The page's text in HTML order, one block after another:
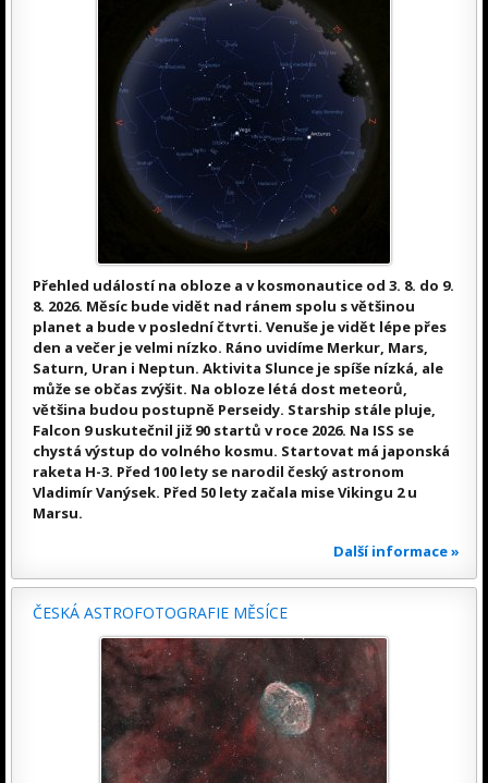
Přehled událostí na obloze a v kosmonautice od 3. 8. do 9.
8. 2026. Měsíc bude vidět nad ránem spolu s většinou
planet a bude v poslední čtvrti. Venuše je vidět lépe přes
den a večer je velmi nízko. Ráno uvidíme Merkur, Mars,
Saturn, Uran i Neptun. Aktivita Slunce je spíše nízká, ale
může se občas zvýšit. Na obloze létá dost meteorů,
většina budou postupně Perseidy. Starship stále pluje,
Falcon 9 uskutečnil již 90 startů v roce 2026. Na ISS se
chystá výstup do volného kosmu. Startovat má japonská
raketa H-3. Před 100 lety se narodil český astronom
Vladimír Vanýsek. Před 50 lety začala mise Vikingu 2 u
Marsu.
Další informace »
ČESKÁ ASTROFOTOGRAFIE MĚSÍCE